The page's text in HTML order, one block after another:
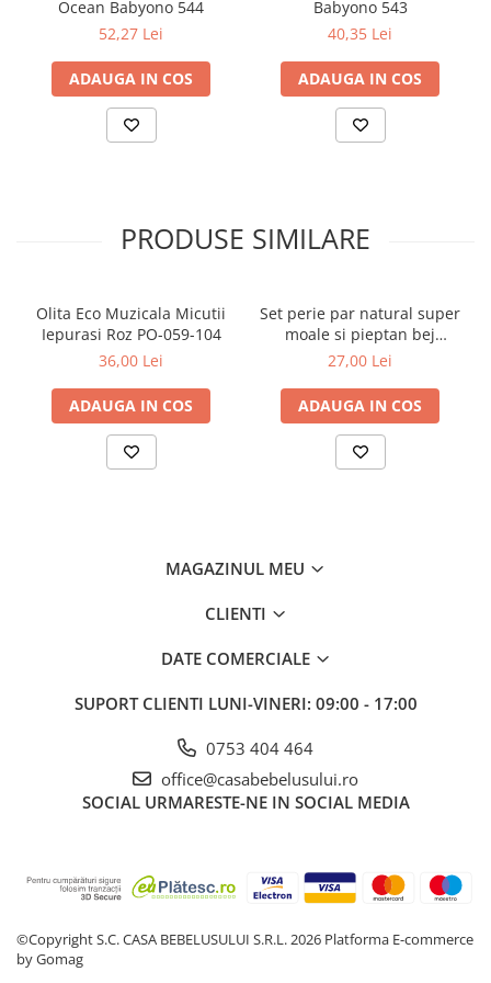
fac placuta folosirea acestuia. Desenele sunt fixate printr-
tehnologie de tip IML
, astfel incat ele nu vor suferi deteriorari
Inaltatorul antiderapant Tega Baby
este testat de
InstitutulTUVdin Germania, fiecare lot din productie fiind atent
monitorizat, pentru a fi cat mai sigur pentru copilul
dumneavoastra.
Ocean Babyono 544
52,27 Lei
ADAUGA IN COS
Babyono 543
40,35 Lei
ADAUGA IN COS
PRODUSE SIMILARE
Olita Eco Muzicala Micutii
Iepurasi Roz PO-059-104
36,00 Lei
ADAUGA IN COS
Set perie par natural super
moale si pieptan bej
Babyono 568/03
27,00 Lei
ADAUGA IN COS
MAGAZINUL MEU
CLIENTI
DATE COMERCIALE
SUPORT CLIENTI LUNI-VINERI: 09:00 - 17:00
0753 404 464
office@casabebelusului.ro
SOCIAL URMARESTE-NE IN SOCIAL MEDIA
©Copyright S.C. CASA BEBELUSULUI S.R.L. 2026 Platforma E-commerce
by Gomag